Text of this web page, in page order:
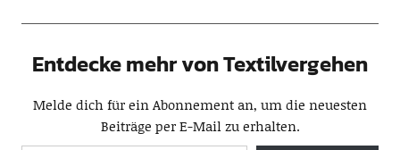
Entdecke mehr von Textilvergehen
Melde dich für ein Abonnement an, um die neuesten
Beiträge per E-Mail zu erhalten.